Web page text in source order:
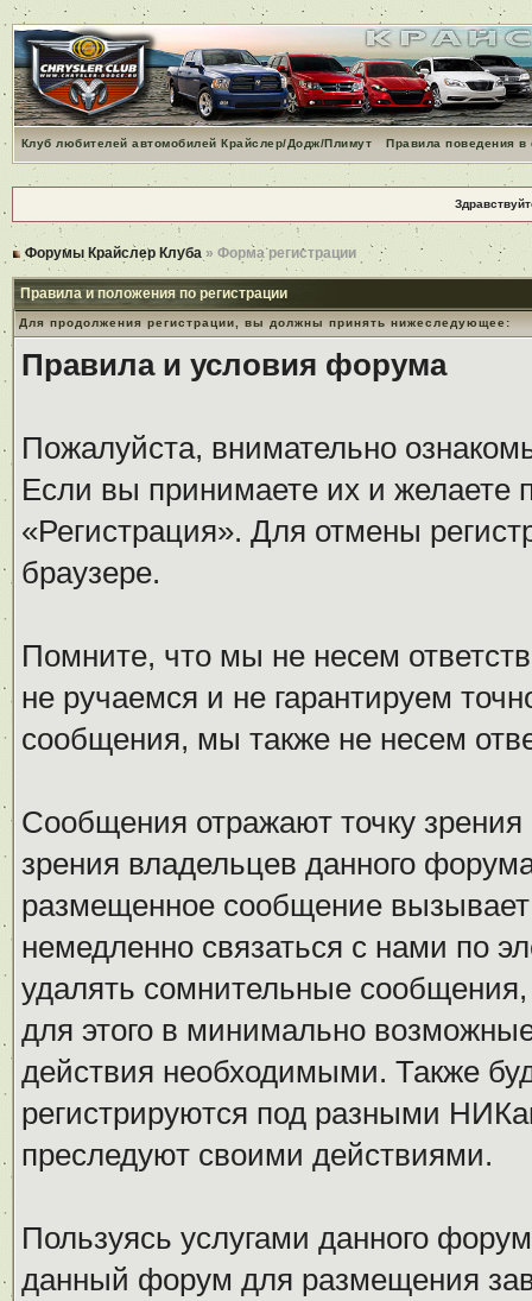
Клуб любителей автомобилей Крайслер/Додж/Плимут Правила поведения
Форумы Крайслер Клуба » Форма регистрации
Правила и положения по регистрации
Для продолжения регистрации, вы должны принять нижеследующее:
Правила и условия форума
Пожалуйста, внимательно
Если вы принимаете их и желаете
«Регистрация». Для отмены
браузере.
Помните, что мы не несем
не ручаемся и не гарантируем
сообщения, мы также не несем
Сообщения отражают точку
зрения владельцев данного
размещенное сообщение
немедленно связаться с нами по
удалять сомнительные
для этого в минимально
действия необходимыми. Также
регистрируются под разными
преследуют своими действиями.
Пользуясь услугами данного
данный форум для размещения